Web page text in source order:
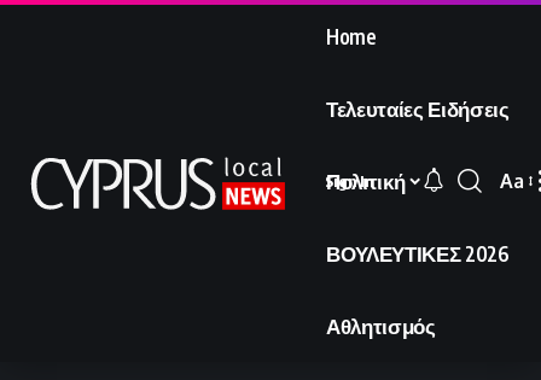
Home
Τελευταίες Ειδήσεις
Πολιτική
ΒΟΥΛΕΥΤΙΚΕΣ 2026
Αθλητισμός
Sign In
Font
Aa